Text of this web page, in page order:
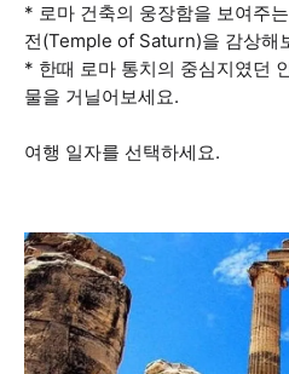
* 로마 건축의 웅장함을 보여주
전(Temple of Saturn)을 감상해
* 한때 로마 통치의 중심지였던
물을 거닐어보세요.
여행 일자를 선택하세요.